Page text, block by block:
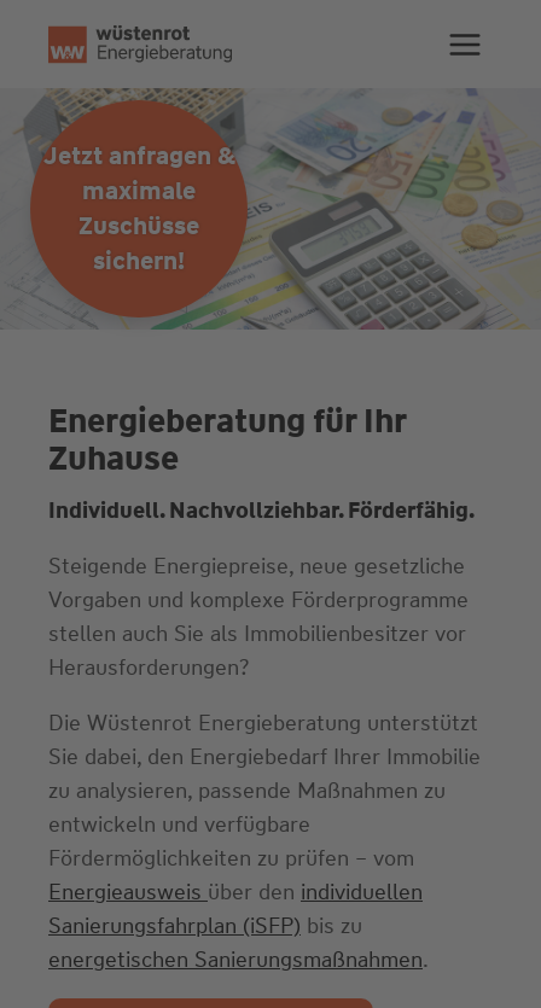
Inhalt
springen
Jetzt anfragen &
maximale
Zuschüsse
sichern!
Energieberatung für Ihr
Zuhause
Individuell. Nachvollziehbar. Förderfähig.
Steigende Energiepreise, neue gesetzliche
Vorgaben und komplexe Förderprogramme
stellen auch Sie als Immobilienbesitzer vor
Herausforderungen?
Die Wüstenrot Energieberatung unterstützt
Sie dabei, den Energiebedarf Ihrer Immobilie
zu analysieren, passende Maßnahmen zu
entwickeln und verfügbare
Fördermöglichkeiten zu prüfen – vom
Energieausweis über den individuellen
Sanierungsfahrplan (iSFP) bis zu
energetischen Sanierungsmaßnahmen.